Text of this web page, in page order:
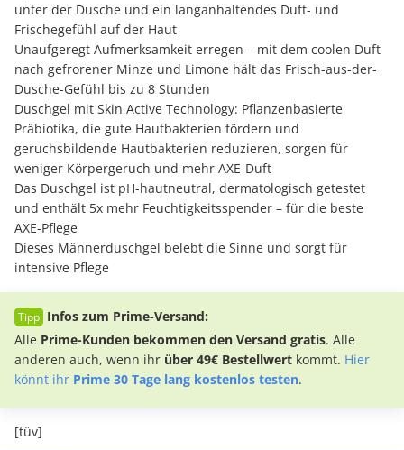
unter der Dusche und ein langanhaltendes Duft- und
Frischegefühl auf der Haut
Unaufgeregt Aufmerksamkeit erregen – mit dem coolen Duft
nach gefrorener Minze und Limone hält das Frisch-aus-der-
Dusche-Gefühl bis zu 8 Stunden
Duschgel mit Skin Active Technology: Pflanzenbasierte
Präbiotika, die gute Hautbakterien fördern und
geruchsbildende Hautbakterien reduzieren, sorgen für
weniger Körpergeruch und mehr AXE-Duft
Das Duschgel ist pH-hautneutral, dermatologisch getestet
und enthält 5x mehr Feuchtigkeitsspender – für die beste
AXE-Pflege
Dieses Männerduschgel belebt die Sinne und sorgt für
intensive Pflege
Infos zum Prime-Versand:
Alle Prime-Kunden bekommen den Versand gratis. Alle
anderen auch, wenn ihr über 49€ Bestellwert kommt. Hier
könnt ihr Prime 30 Tage lang kostenlos testen.
[tüv]